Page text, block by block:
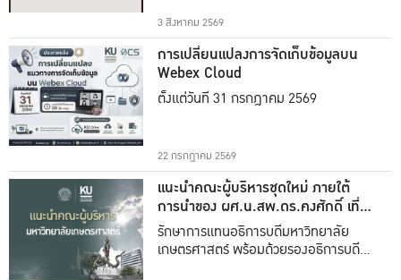
3 สิงหาคม 2569
การเปลี่ยนแปลงการจัดเก็บข้อมูลบน
Webex Cloud
ตั้งแต่วันที่ 31 กรกฎาคม 2569
22 กรกฎาคม 2569
แนะนำคณะผู้บริหารชุดใหม่ ภายใต้
การนำของ ผศ.น.สพ.ดร.คงศักดิ์ เที่ยง
ธรรม
รักษาการแทนอธิการบดีมหาวิทยาลัย
เกษตรศาสตร์ พร้อมด้วยรองอธิการบดีทั้ง